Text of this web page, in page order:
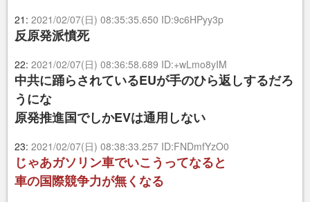
21: 2021/02/07(日) 08:35:35.650 ID:9c6HPyy3p
反原発派憤死
22: 2021/02/07(日) 08:36:58.689 ID:+wLmo8yIM
中共に踊らされているEUが手のひら返しするだろ
うにな
原発推進国でしかEVは通用しない
23: 2021/02/07(日) 08:38:33.257 ID:FNDmfYzO0
じゃあガソリン車でいこうってなると
車の国際競争力が無くなる